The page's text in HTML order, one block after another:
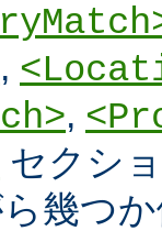
,
,
セクシ
幾つ